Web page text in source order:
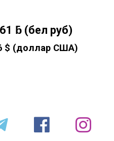
ƃ (бел руб)
$ (доллар США)